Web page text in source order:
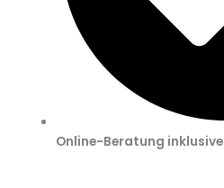
Online-Beratung inklusive